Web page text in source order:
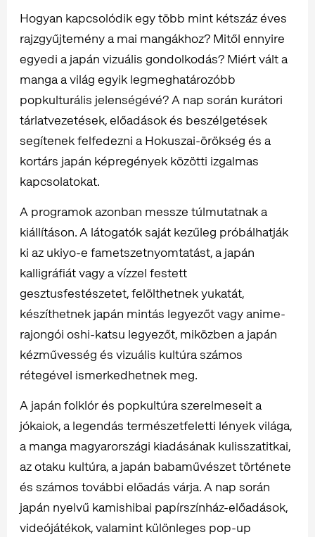
Hogyan kapcsolódik egy több mint kétszáz éves
rajzgyűjtemény a mai mangákhoz? Mitől ennyire
egyedi a japán vizuális gondolkodás? Miért vált a
manga a világ egyik legmeghatározóbb
popkulturális jelenségévé? A nap során kurátori
tárlatvezetések, előadások és beszélgetések
segítenek felfedezni a Hokuszai-örökség és a
kortárs japán képregények közötti izgalmas
kapcsolatokat.
A programok azonban messze túlmutatnak a
kiállításon. A látogatók saját kezűleg próbálhatják
ki az ukiyo-e fametszetnyomtatást, a japán
kalligráfiát vagy a vízzel festett
gesztusfestészetet, felölthetnek yukatát,
készíthetnek japán mintás legyezőt vagy anime-
rajongói oshi-katsu legyezőt, miközben a japán
kézművesség és vizuális kultúra számos
rétegével ismerkedhetnek meg.
A japán folklór és popkultúra szerelmeseit a
jókaiok, a legendás természetfeletti lények világa,
a manga magyarországi kiadásának kulisszatitkai,
az otaku kultúra, a japán babaművészet története
és számos további előadás várja. A nap során
japán nyelvű kamishibai papírszínház-előadások,
videójátékok, valamint különleges pop-up